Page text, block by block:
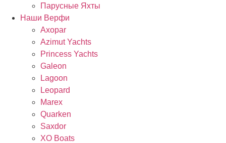
Парусные Яхты
Наши Верфи
Axopar
Azimut Yachts
Princess Yachts
Galeon
Lagoon
Leopard
Marex
Quarken
Saxdor
XO Boats